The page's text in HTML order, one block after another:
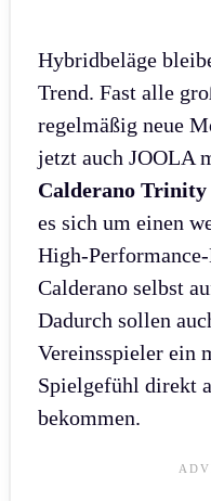
Hybridbeläge
Trend. Fast alle
regelmäßig neue
jetzt auch JOOLA
Calderano Trinity
es sich um einen
High-
Calderano selbst
Dadurch sollen
Vereinsspieler ein
Spielgefühl direkt
bekommen.